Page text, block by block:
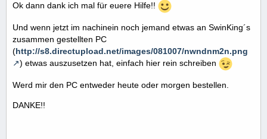
Ok dann dank ich mal für euere Hilfe!!
Und wenn jetzt im nachinein noch jemand etwas an SwinKing´s
zusammen gestellten PC
(http://s8.directupload.net/images/081007/nwndnm2n.png
) etwas auszusetzen hat, einfach hier rein schreiben
Werd mir den PC entweder heute oder morgen bestellen.
DANKE!!